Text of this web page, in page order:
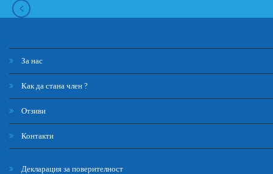
За нас
Как да стана член ?
Отзиви
Контакти
Декларация за поверителност